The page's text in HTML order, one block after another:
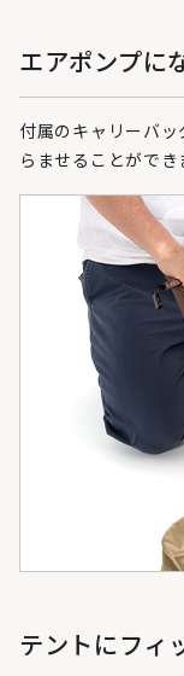
エアポンプに
付属のキャリーバ
らませることができ
テントにフィ